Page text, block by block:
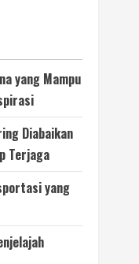
yang Mampu
Diabaikan
Terjaga
yang